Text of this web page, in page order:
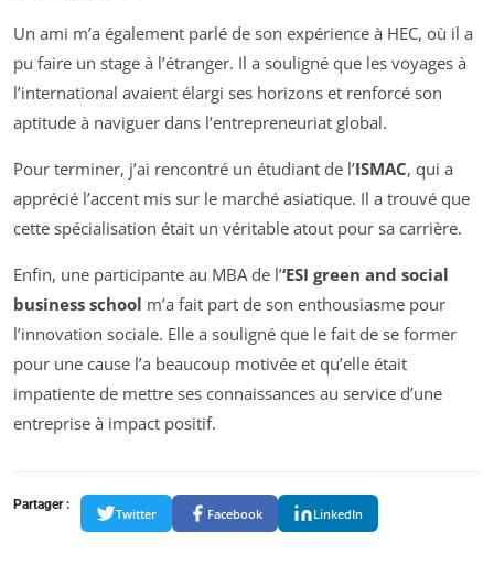
Un ami m’a également parlé de son expérience à HEC, où il a
pu faire un stage à l’étranger. Il a souligné que les voyages à
l’international avaient élargi ses horizons et renforcé son
aptitude à naviguer dans l’entrepreneuriat global.
Pour terminer, j’ai rencontré un étudiant de l’ISMAC, qui a
apprécié l’accent mis sur le marché asiatique. Il a trouvé que
cette spécialisation était un véritable atout pour sa carrière.
Enfin, une participante au MBA de l’‘ESI green and social
business school m’a fait part de son enthousiasme pour
l’innovation sociale. Elle a souligné que le fait de se former
pour une cause l’a beaucoup motivée et qu’elle était
impatiente de mettre ses connaissances au service d’une
entreprise à impact positif.
Partager :
Twitter Facebook LinkedIn